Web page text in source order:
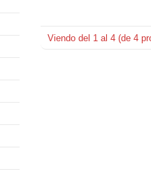
Viendo del 1 al 4 (de 4